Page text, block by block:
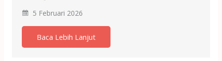
5 Februari 2026
Baca Lebih Lanjut